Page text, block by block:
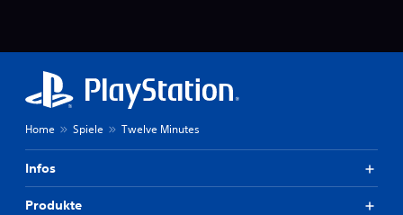
Home Spiele Twelve Minutes
Infos
Produkte